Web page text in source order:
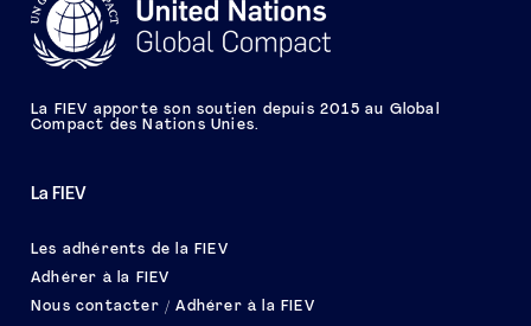
La FIEV
Les adhérents de la FIEV
Adhérer à la FIEV
Nous contacter / Adhérer à la FIEV
La FIEV apporte son soutien depuis 2015 au Global
Compact des Nations Unies.